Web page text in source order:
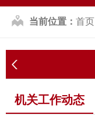
当前位置： 首页
机关工作动态